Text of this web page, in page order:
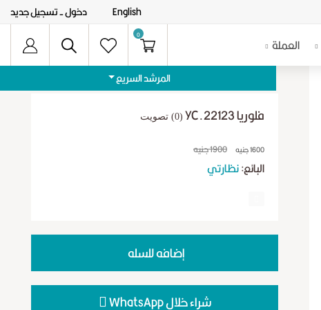
English دخول- تسجيل جديد
العملة
0
المرشد السريع
فلوريا YC.22123 (0) تصويت
1600 جنيه 1900 جنيه
البائع:نظارتي
إضافه للسله
شراء خلال WhatsApp